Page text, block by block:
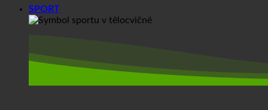
SPORT